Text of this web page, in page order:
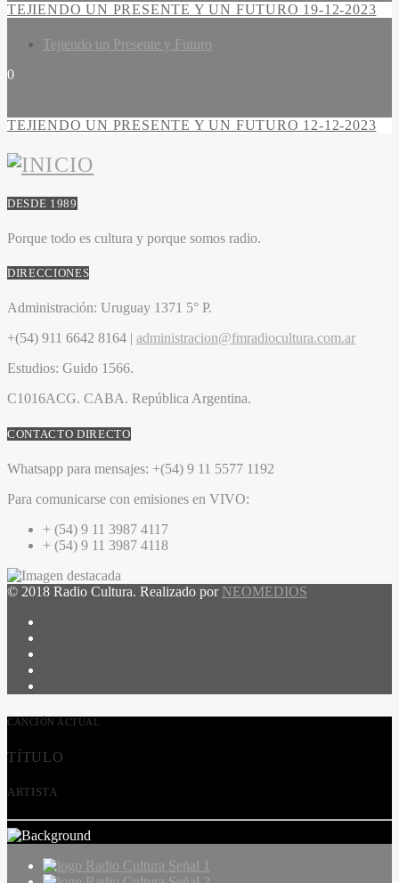
TEJIENDO UN PRESENTE Y UN FUTURO 19-12-2023
Tejiendo un Presente y Futuro
0
TEJIENDO UN PRESENTE Y UN FUTURO 12-12-2023
DESDE 1989
Porque todo es cultura y porque somos radio.
DIRECCIONES
Administración: Uruguay 1371 5° P.
+(54) 911 6642 8164 | administracion@fmradiocultura.com.ar
Estudios: Guido 1566.
C1016ACG. CABA. República Argentina.
CONTACTO DIRECTO
Whatsapp para mensajes: +(54) 9 11 5577 1192
Para comunicarse con emisiones en VIVO:
+ (54) 9 11 3987 4117
+ (54) 9 11 3987 4118
© 2018 Radio Cultura. Realizado por NEOMEDIOS
CANCIÓN ACTUAL
TÍTULO
ARTISTA
Radio Cultura Señal 1